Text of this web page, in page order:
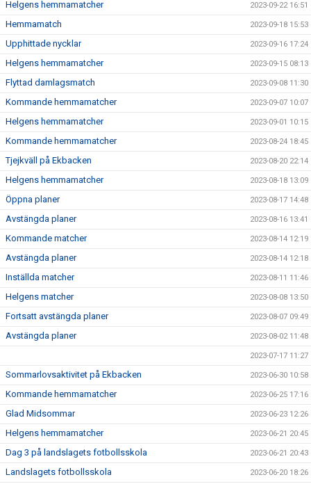
Helgens hemmamatcher 2023-09-22 16:51
Hemmamatch 2023-09-18 15:53
Upphittade nycklar 2023-09-16 17:24
Helgens hemmamatcher 2023-09-15 08:13
Flyttad damlagsmatch 2023-09-08 11:30
Kommande hemmamatcher 2023-09-07 10:07
Helgens hemmamatcher 2023-09-01 10:15
Kommande hemmamatcher 2023-08-24 18:45
Tjejkväll på Ekbacken 2023-08-20 22:14
Helgens hemmamatcher 2023-08-18 13:09
Öppna planer 2023-08-17 14:48
Avstängda planer 2023-08-16 13:41
Kommande matcher 2023-08-14 12:19
Avstängda planer 2023-08-14 12:18
Inställda matcher 2023-08-11 11:46
Helgens matcher 2023-08-08 13:50
Fortsatt avstängda planer 2023-08-07 09:49
Avstängda planer 2023-08-02 11:48
2023-07-17 11:27
Sommarlovsaktivitet på Ekbacken 2023-06-30 10:58
Kommande hemmamatcher 2023-06-25 17:16
Glad Midsommar 2023-06-23 12:26
Helgens hemmamatcher 2023-06-21 20:45
Dag 3 på landslagets fotbollsskola 2023-06-21 20:43
Landslagets fotbollsskola 2023-06-20 18:26